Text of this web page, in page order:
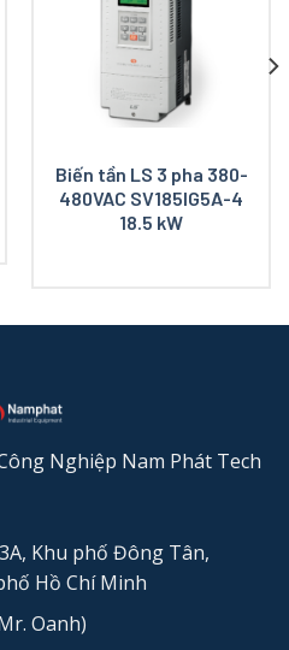
Biến tần LS 3 pha 380-
480VAC SV185IG5A-4
18.5 kW
Nghiệp Nam Phát Tech
Khu phố Đông Tân,
Hồ Chí Minh
Oanh)